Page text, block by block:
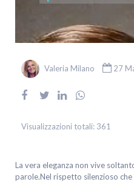
Valeria Milano 27
Visualizzazioni totali: 361
La vera eleganza non vive
parole.Nel rispetto silenzioso